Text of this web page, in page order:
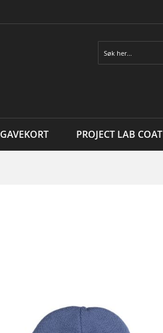
Søk
GAVEKORT PROJECT LAB COAT